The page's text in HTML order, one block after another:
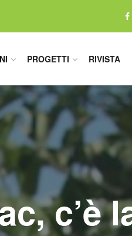
PROGETTI RIVISTA
c’è